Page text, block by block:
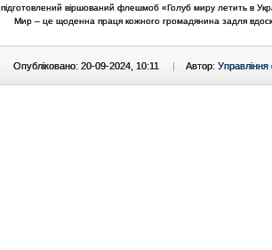
підготовлений віршований флешмоб «Голуб миру летить в
Мир – це щоденна праця кожного громадянина задля
Опубліковано: 20-09-2024, 10:11 | Автор: Управління